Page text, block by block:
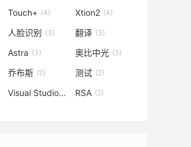
Touch+ (4) Xtion2 (4)
人脸识别 (3) 翻译 (3)
Astra (3) 奥比中光 (3)
乔布斯 (2) 测试 (2)
Visual Studio(2) RSA (2)